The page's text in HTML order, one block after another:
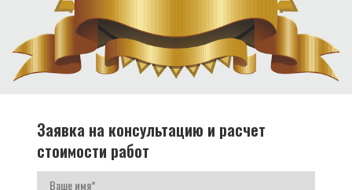
Заявка на консультацию и расчет
стоимости работ